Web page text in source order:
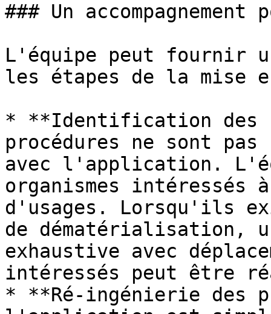
### Un accompagnement
L'équipe peut fournir
les étapes de la mise
* **Identification des
procédures ne sont
avec l'application.
organismes
d'usages. Lorsqu'ils
de dématérialisation,
exhaustive avec
intéressés peut être
* **Ré-ingénierie des